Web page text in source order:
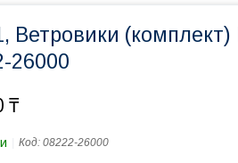
Ветровики (комплект)
26000
₸
Код: 08222-26000